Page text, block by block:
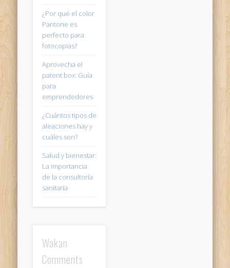
¿Por qué el color
Pantone es
perfecto para
fotocopias?
Aprovecha el
patent box: Guía
para
emprendedores
¿Cuántos tipos de
aleaciones hay y
cuáles son?
Salud y bienestar:
La importancia
de la consultoría
sanitaria
Wakan
Comments